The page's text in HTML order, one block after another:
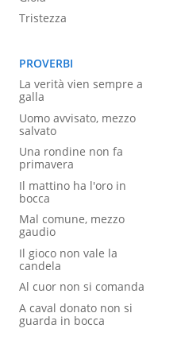
Tristezza
PROVERBI
La verità vien sempre a
galla
Uomo avvisato, mezzo
salvato
Una rondine non fa
primavera
Il mattino ha l'oro in
bocca
Mal comune, mezzo
gaudio
Il gioco non vale la
candela
Al cuor non si comanda
A caval donato non si
guarda in bocca